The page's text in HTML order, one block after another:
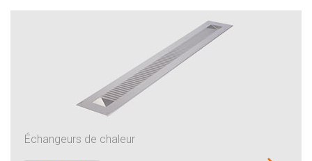
Échangeurs de chaleur